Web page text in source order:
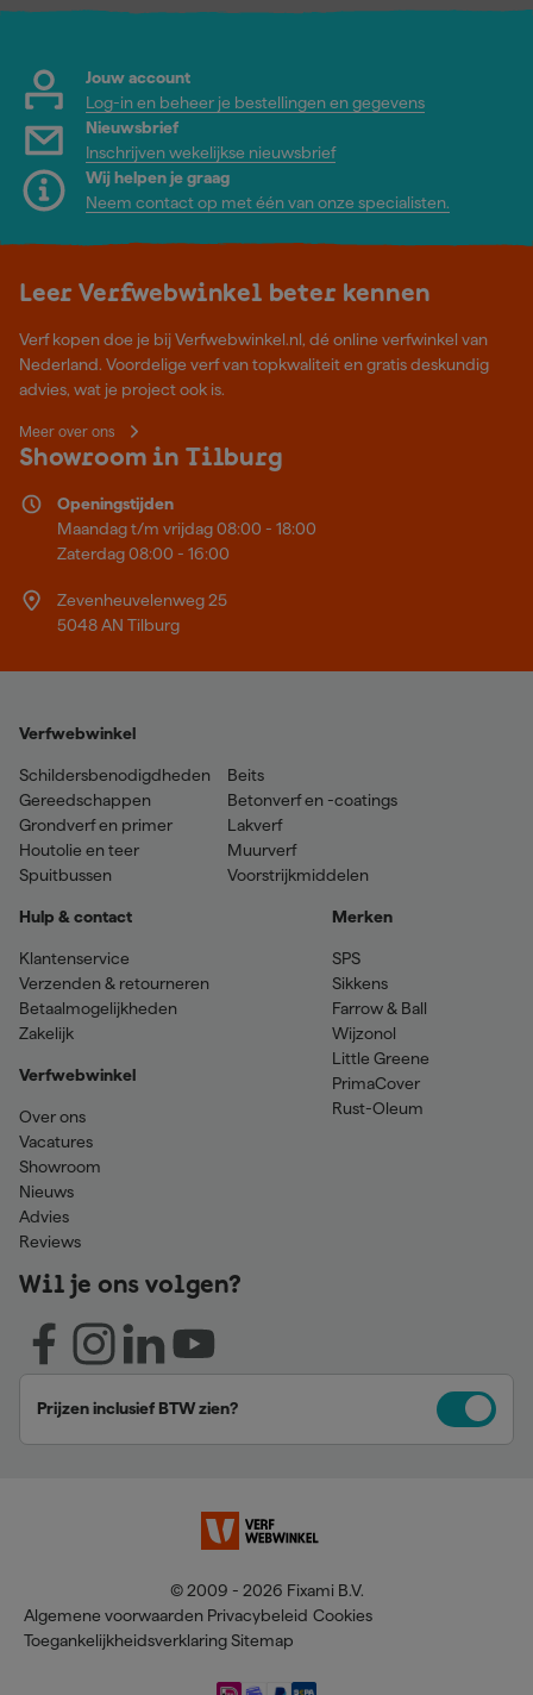
Jouw account
Log-in en beheer je bestellingen en gegevens
Nieuwsbrief
Inschrijven wekelijkse nieuwsbrief
Wij helpen je graag
Neem contact op met één van onze specialisten.
Leer Verfwebwinkel beter kennen
Verf kopen doe je bij Verfwebwinkel.nl, dé online verfwinkel van
Nederland. Voordelige verf van topkwaliteit en gratis deskundig
advies, wat je project ook is.
Meer over ons
Showroom in Tilburg
Openingstijden
Maandag t/m vrijdag 08:00 - 18:00
Zaterdag 08:00 - 16:00
Zevenheuvelenweg 25
5048 AN Tilburg
Verfwebwinkel
Schildersbenodigdheden
Gereedschappen
Grondverf en primer
Houtolie en teer
Spuitbussen
Beits
Betonverf en -coatings
Lakverf
Muurverf
Voorstrijkmiddelen
Hulp & contact
Klantenservice
Verzenden & retourneren
Betaalmogelijkheden
Zakelijk
Verfwebwinkel
Over ons
Vacatures
Showroom
Nieuws
Advies
Reviews
Merken
SPS
Sikkens
Farrow & Ball
Wijzonol
Little Greene
PrimaCover
Rust-Oleum
Wil je ons volgen?
Prijzen inclusief BTW zien?
© 2009 - 2026 Fixami B.V.
Algemene voorwaarden Privacybeleid Cookies
Toegankelijkheidsverklaring Sitemap